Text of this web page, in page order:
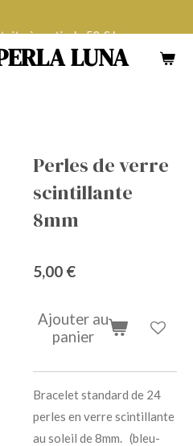
LUNA
à partir de 50 € !
Perles de verre
scintillante
8mm
5,00 €
Ajouter au
panier
Bracelet standard de 24
perles en verre scintillante
au soleil de 8mm. (bleu-